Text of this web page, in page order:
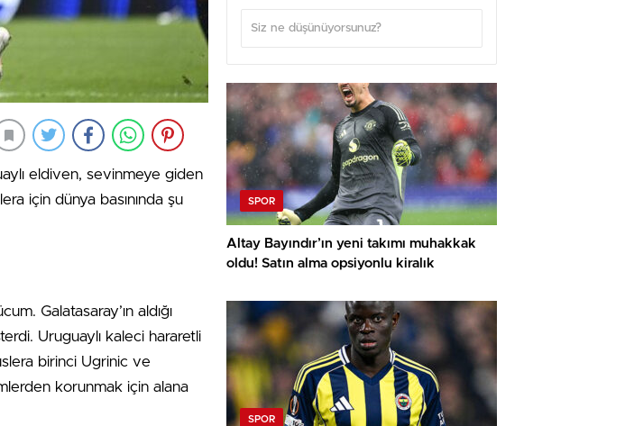
eldiven, sevinmeye giden
için dünya basınında şu
Galatasaray’ın aldığı
Uruguaylı kaleci hararetli
birinci Ugrinic ve
korunmak için alana
SPOR
Altay Bayındır’ın yeni takımı muhakkak
oldu! Satın alma opsiyonlu kiralık
SPOR